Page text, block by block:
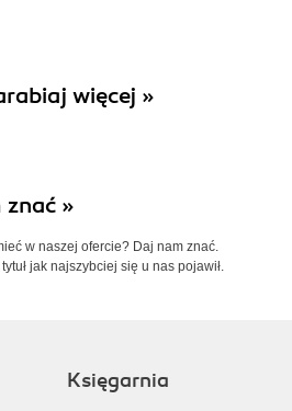
więcej »
»
w naszej ofercie? Daj nam znać.
jak najszybciej się u nas pojawił.
Księgarnia